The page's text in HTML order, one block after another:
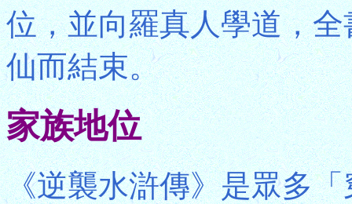
位，並向羅真人學道，
仙而結束。
家族地位
《逆襲水滸傳》是眾多